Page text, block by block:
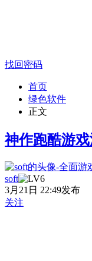
找回密码
首页
绿色软件
正文
神作跑酷游
soft
3月21日 22:49发布
关注